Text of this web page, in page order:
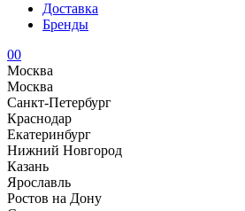
Доставка
Бренды
00
Москва
Москва
Санкт-Петербург
Краснодар
Екатеринбург
Нижний Новгород
Казань
Ярославль
Ростов на Дону